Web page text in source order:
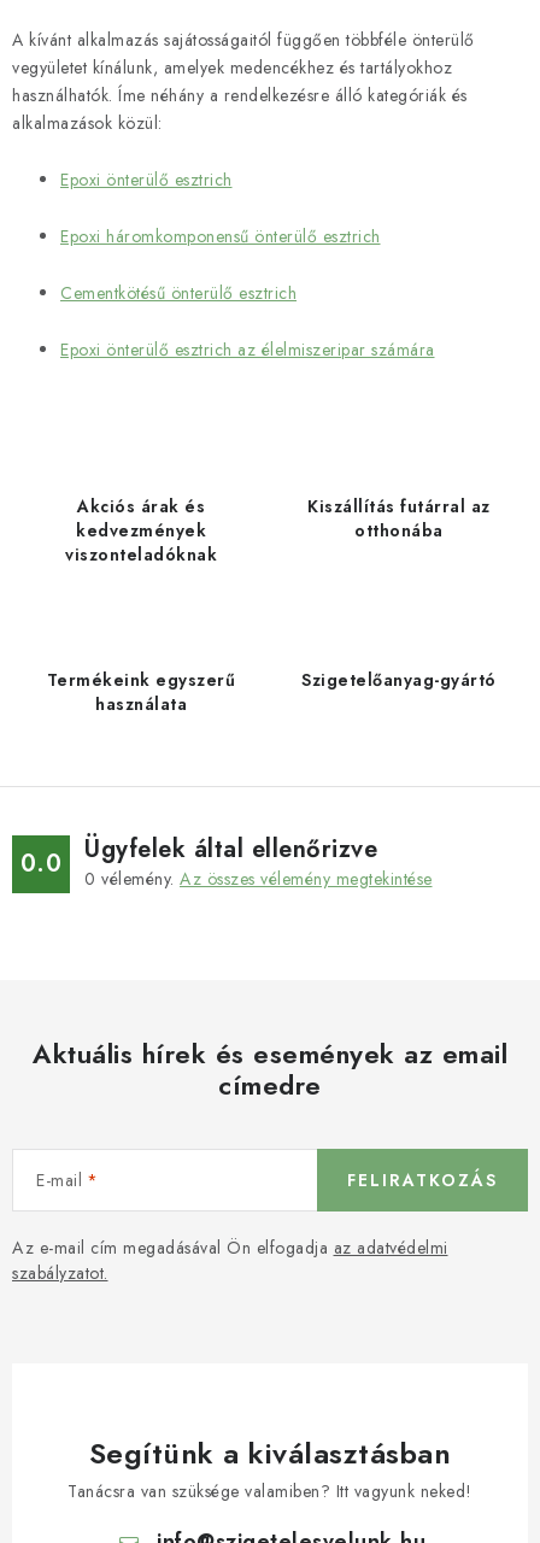
t
á
s
e
A kívánt alkalmazás sajátosságaitól függően többféle önterülő
vegyületet kínálunk, amelyek medencékhez és tartályokhoz
használhatók. Íme néhány a rendelkezésre álló kategóriák és
alkalmazások közül:
Epoxi önterülő esztrich
Epoxi háromkomponensű önterülő esztrich
Cementkötésű önterülő esztrich
Epoxi önterülő esztrich az élelmiszeripar számára
Akciós árak és
kedvezmények
viszonteladóknak
Kiszállítás futárral az
otthonába
Termékeink egyszerű
használata
Szigetelőanyag-gyártó
0.0 Ügyfelek által ellenőrizve
0 vélemény. Az összes vélemény megtekintése
Aktuális hírek és események az email
címedre
E-mail
Az e-mail cím megadásával Ön elfogadja az adatvédelmi
szabályzatot.
FELIRATKOZÁS
Segítünk a kiválasztásban
Tanácsra van szüksége valamiben? Itt vagyunk neked!